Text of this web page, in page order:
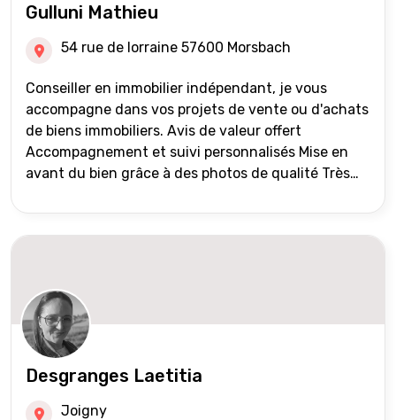
Gulluni Mathieu
54 rue de lorraine 57600 Morsbach
Conseiller en immobilier indépendant, je vous
accompagne dans vos projets de vente ou d'achats
de biens immobiliers. Avis de valeur offert
Accompagnement et suivi personnalisés Mise en
avant du bien grâce à des photos de qualité Très
international) Validation du financement des
acquéreurs auprès de partenaires financiers
réseau Iad France et Iad Deutschland Inter agence
Desgranges Laetitia
Joigny